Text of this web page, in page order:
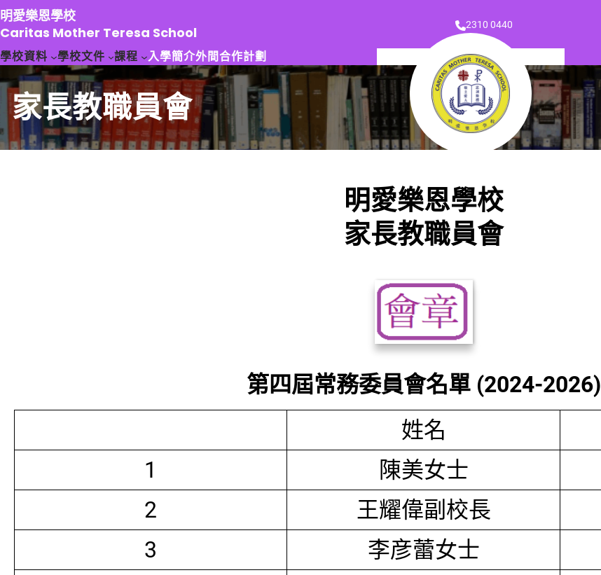
跳
至
主
要
容
明愛樂恩學校
Caritas Mother Teresa School
2310 0440
學校資料 學校文件 課程 入學簡介外間合作計劃
家長教職員會
明愛樂恩學校
家長教職員會
第四屆常務委員會名單 (2024-2026)
姓名
1
陳美女士
2
王耀偉副校長
3
李彦蕾女士